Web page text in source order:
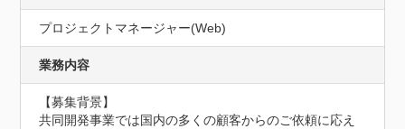
プロジェクトマネージャー(Web)
業務内容
【募集背景】
共同開発事業では国内の多くの顧客からのご依頼に応え